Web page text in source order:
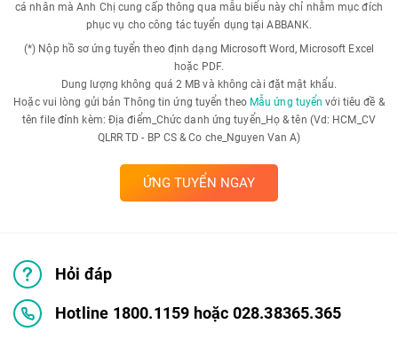
cá nhân mà Anh Chị cung cấp thông qua mẫu biểu này chỉ nhằm mục đích
phục vụ cho công tác tuyển dụng tại ABBANK.
(*) Nộp hồ sơ ứng tuyển theo định dạng Microsoft Word, Microsoft Excel
hoặc PDF.
Dung lượng không quá 2 MB và không cài đặt mật khẩu.
Hoặc vui lòng gửi bản Thông tin ứng tuyển theo Mẫu ứng tuyển với tiêu đề &
tên file đính kèm: Địa điểm_Chức danh ứng tuyển_Họ & tên (Vd: HCM_CV
QLRR TD - BP CS & Co che_Nguyen Van A)
ỨNG TUYỂN NGAY
Hỏi đáp
Hotline 1800.1159 hoặc 028.38365.365